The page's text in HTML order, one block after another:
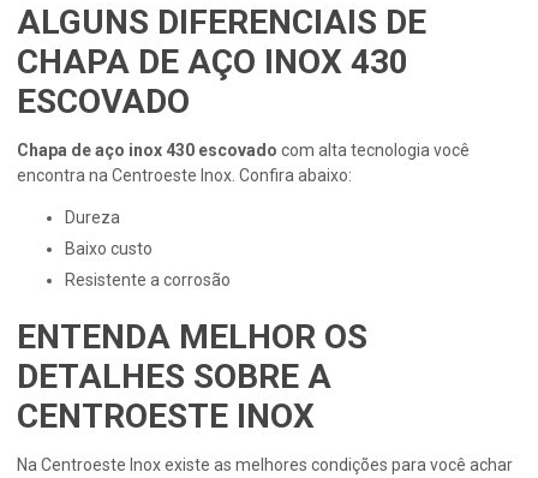
ALGUNS DIFERENCIAIS DE
CHAPA DE AÇO INOX 430
ESCOVADO
Chapa de aço inox 430 escovado com alta tecnologia você
encontra na Centroeste Inox. Confira abaixo:
dureza
baixo custo
resistente a corrosão
ENTENDA MELHOR OS
DETALHES SOBRE A
CENTROESTE INOX
Na Centroeste Inox existe as melhores condições para você achar